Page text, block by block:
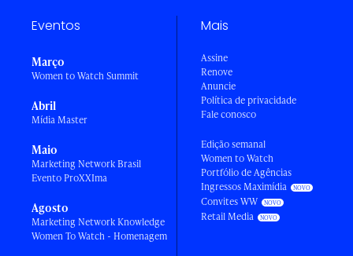
Eventos
Março
Women to Watch Summit
Abril
Mídia Master
Maio
Marketing Network Brasil
Evento ProXXIma
Agosto
Marketing Network Knowledge
Women To Watch - Homenagem
Mais
Assine
Renove
Anuncie
Política de privacidade
Fale conosco
Edição semanal
Women to Watch
Portfólio de Agências
Ingressos Maximídia
Convites WW
Retail Media